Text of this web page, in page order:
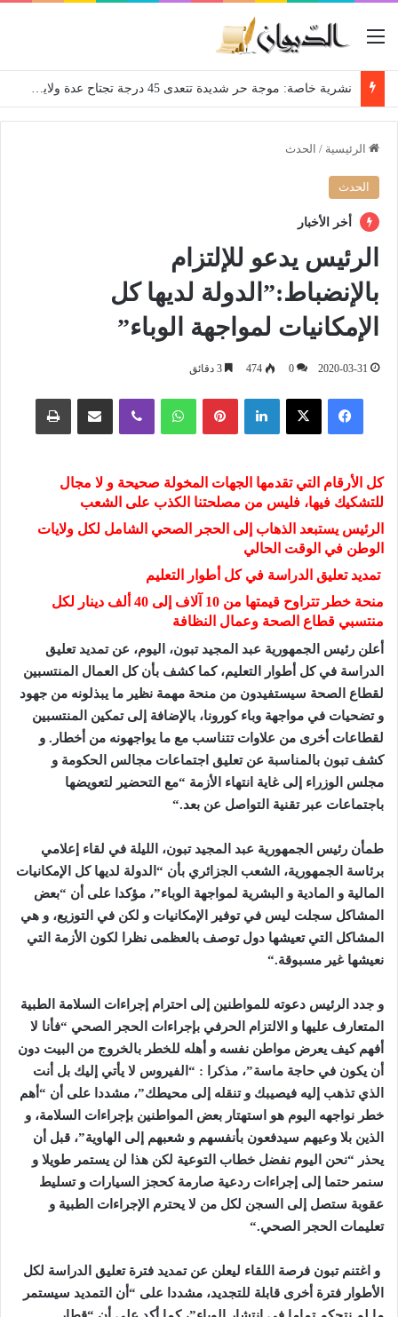
القائمة
نشرية خاصة: موجة حر شديدة تتعدى 45 درجة تجتاح عدة ولايات إلى غاية الاثنين
الرئيسية / الحدث
الحدث
أخر الأخبار
الرئيس يدعو للإلتزام
بالإنضباط:”الدولة لديها كل
الإمكانيات لمواجهة الوباء”
2020-03-31
0
474
فيسبوك ‫X لينكدإن بينتيريست واتساب ڤايبر مشاركة عبر البريد
كل الأرقام التي تقدمها الجهات المخولة صحيحة و لا مجال
للتشكيك فيها، فليس من مصلحتنا الكذب على الشعب
الرئيس يستبعد الذهاب إلى الحجر الصحي الشامل لكل ولايات
الوطن في الوقت الحالي
تمديد تعليق الدراسة في كل أطوار التعليم
منحة خطر تتراوح قيمتها من 10 آلاف إلى 40 ألف دينار لكل
منتسبي قطاع الصحة وعمال النظافة
أعلن رئيس الجمهورية عبد المجيد تبون، اليوم، عن تمديد تعليق
الدراسة في كل أطوار التعليم، كما كشف بأن كل العمال المنتسبين
لقطاع الصحة سيستفيدون من منحة مهمة نظير ما يبذلونه من جهود
و تضحيات في مواجهة وباء كورونا، بالإضافة إلى تمكين المنتسبين
لقطاعات أخرى من علاوات تتناسب مع ما يواجهونه من أخطار. و
كشف تبون بالمناسبة عن تعليق اجتماعات مجالس الحكومة و
مجلس الوزراء إلى غاية انتهاء الأزمة “مع التحضير لتعويضها
باجتماعات عبر تقنية التواصل عن بعد“.
طمأن رئيس الجمهورية عبد المجيد تبون، الليلة في لقاء إعلامي
برئاسة الجمهورية، الشعب الجزائري بأن “الدولة لديها كل الإمكانيات
المالية و المادية و البشرية لمواجهة الوباء”، مؤكدا على أن “بعض
المشاكل سجلت ليس في توفير الإمكانيات و لكن في التوزيع، و هي
المشاكل التي تعيشها دول توصف بالعظمى نظرا لكون الأزمة التي
نعيشها غير مسبوقة“.
و جدد الرئيس دعوته للمواطنين إلى احترام إجراءات السلامة الطبية
المتعارف عليها و الالتزام الحرفي بإجراءات الحجر الصحي “فأنا لا
أفهم كيف يعرض مواطن نفسه و أهله للخطر بالخروج من البيت دون
أن يكون في حاجة ماسة”، مذكرا : “الفيروس لا يأتي إليك بل أنت
الذي تذهب إليه فيصيبك و تنقله إلى محيطك”، مشددا على أن “أهم
خطر نواجهه اليوم هو استهتار بعض المواطنين بإجراءات السلامة، و
الذين بلا وعيهم سيدفعون بأنفسهم و شعبهم إلى الهاوية”، قبل أن
يحذر “نحن اليوم نفضل خطاب التوعية لكن هذا لن يستمر طويلا و
سنمر حتما إلى إجراءات ردعية صارمة كحجز السيارات و تسليط
عقوبة ستصل إلى السجن لكل من لا يحترم الإجراءات الطبية و
تعليمات الحجر الصحي“.
و اغتنم تبون فرصة اللقاء ليعلن عن تمديد فترة تعليق الدراسة لكل
الأطوار فترة أخرى قابلة للتجديد، مشددا على “أن التمديد سيستمر